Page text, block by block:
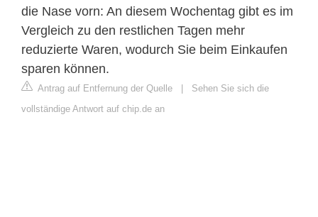
die Nase vorn: An diesem Wochentag gibt es im
Vergleich zu den restlichen Tagen mehr
reduzierte Waren, wodurch Sie beim Einkaufen
sparen können.
Antrag auf Entfernung der Quelle | Sehen Sie sich die
vollständige Antwort auf chip.de an